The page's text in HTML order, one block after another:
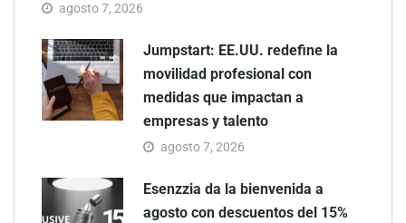
agosto 7, 2026
Jumpstart: EE.UU. redefine la
movilidad profesional con
medidas que impactan a
empresas y talento
agosto 7, 2026
Esenzzia da la bienvenida a
agosto con descuentos del 15%